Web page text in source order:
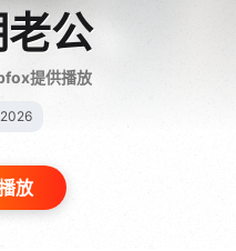
公
提供播放
2026
放